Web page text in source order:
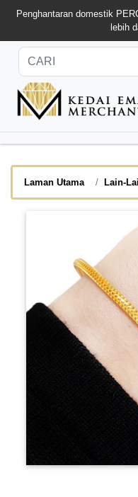
Penghantaran domestik
lebih
Laman Utama Lain-